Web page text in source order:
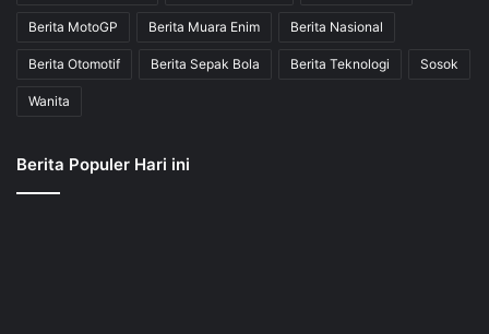
Berita MotoGP Berita Muara Enim Berita Nasional
Berita Otomotif Berita Sepak Bola Berita Teknologi Sosok
Wanita
Berita Populer Hari ini